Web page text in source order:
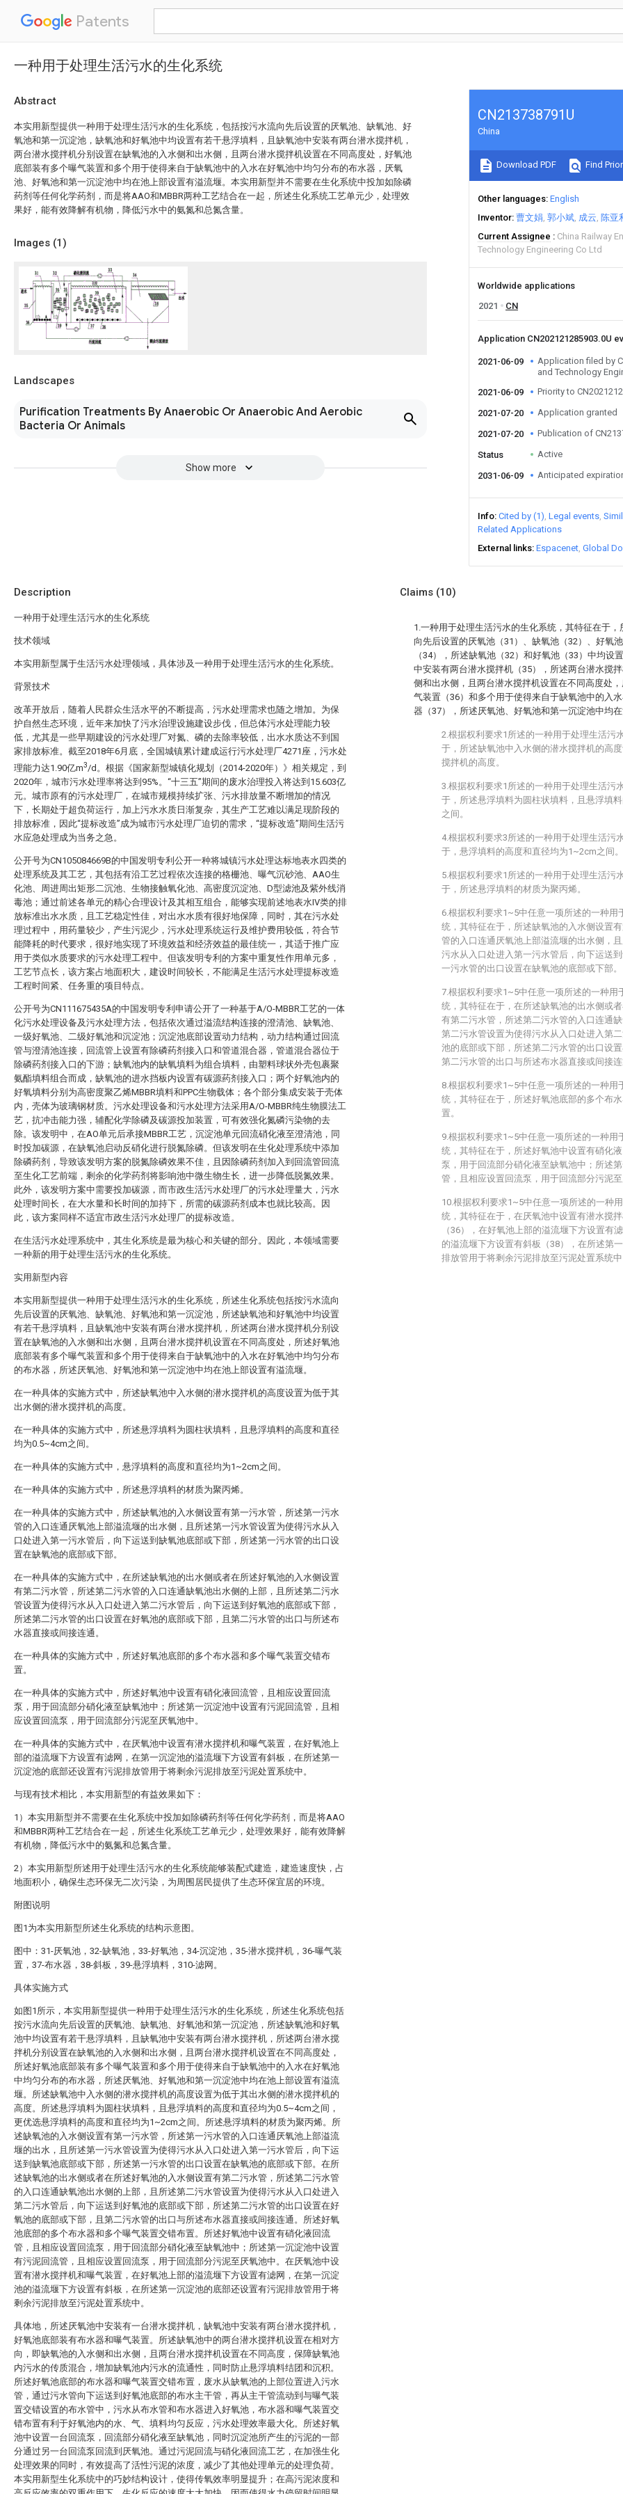
Patents
一种用于处理生活污水的生化系统
Abstract
本实用新型提供一种用于处理生活污水的生化系统，包括按污水流向先后设置的厌氧池、缺氧池、好
氧池和第一沉淀池，缺氧池和好氧池中均设置有若干悬浮填料，且缺氧池中安装有两台潜水搅拌机，
两台潜水搅拌机分别设置在缺氧池的入水侧和出水侧，且两台潜水搅拌机设置在不同高度处，好氧池
底部装有多个曝气装置和多个用于使得来自于缺氧池中的入水在好氧池中均匀分布的布水器，厌氧
池、好氧池和第一沉淀池中均在池上部设置有溢流堰。本实用新型并不需要在生化系统中投加如除磷
药剂等任何化学药剂，而是将AAO和MBBR两种工艺结合在一起，所述生化系统工艺单元少，处理效
果好，能有效降解有机物，降低污水中的氨氮和总氮含量。
Images (1)
Landscapes
Purification Treatments By Anaerobic Or Anaerobic And Aerobic
Bacteria Or Animals
Show more
CN213738791U
China
Download PDF Find
Other languages English
Inventor 曹文娟 郭小斌 成云 陈亚
Current Assignee
China Railway
Technology Engineering Co Ltd
Worldwide applications
2021
CN
Application CN202121285903.0U
2021-06-09
Application filed by
and Technology
2021-06-09
Priority to
2021-07-20 Application granted
2021-07-20 Publication of
Status Active
2031-06-09 Anticipated
Info Cited by (1) Legal events
Related Applications
External links Espacenet Global
Description
一种用于处理生活污水的生化系统
技术领域
本实用新型属于生活污水处理领域，具体涉及一种用于处理生活污水的生化系统。
背景技术
改革开放后，随着人民群众生活水平的不断提高，污水处理需求也随之增加。为保
护自然生态环境，近年来加快了污水治理设施建设步伐，但总体污水处理能力较
低，尤其是一些早期建设的污水处理厂对氮、磷的去除率较低，出水水质达不到国
家排放标准。截至2018年6月底，全国城镇累计建成运行污水处理厂4271座，污水处
理能力达1.90亿m3/d。根据《国家新型城镇化规划（2014-2020年）》相关规定，到
2020年，城市污水处理率将达到95%。“十三五”期间的废水治理投入将达到15.603亿
元。城市原有的污水处理厂，在城市规模持续扩张、污水排放量不断增加的情况
下，长期处于超负荷运行，加上污水水质日渐复杂，其生产工艺难以满足现阶段的
排放标准，因此“提标改造”成为城市污水处理厂迫切的需求，“提标改造”期间生活污
水应急处理成为当务之急。
公开号为CN105084669B的中国发明专利公开一种将城镇污水处理达标地表水四类的
处理系统及其工艺，其包括有沿工艺过程依次连接的格栅池、曝气沉砂池、AAO生
化池、周进周出矩形二沉池、生物接触氧化池、高密度沉淀池、D型滤池及紫外线消
毒池；通过前述各单元的精心合理设计及其相互组合，能够实现前述地表水IV类的排
放标准出水水质，且工艺稳定性佳，对出水水质有很好地保障，同时，其在污水处
理过程中，用药量较少，产生污泥少，污水处理系统运行及维护费用较低，符合节
能降耗的时代要求，很好地实现了环境效益和经济效益的最佳统一，其适于推广应
用于类似水质要求的污水处理工程中。但该发明专利的方案中重复性作用单元多，
工艺节点长，该方案占地面积大，建设时间较长，不能满足生活污水处理提标改造
工程时间紧、任务重的项目特点。
公开号为CN111675435A的中国发明专利申请公开了一种基于A/O-MBBR工艺的一体
化污水处理设备及污水处理方法，包括依次通过溢流结构连接的澄清池、缺氧池、
一级好氧池、二级好氧池和沉淀池；沉淀池底部设置动力结构，动力结构通过回流
管与澄清池连接，回流管上设置有除磷药剂接入口和管道混合器，管道混合器位于
除磷药剂接入口的下游；缺氧池内的缺氧填料为组合填料，由塑料球状外壳包裹聚
氨酯填料组合而成，缺氧池的进水挡板内设置有碳源药剂接入口；两个好氧池内的
好氧填料分别为高密度聚乙烯MBBR填料和PPC生物载体；各个部分集成安装于壳体
内，壳体为玻璃钢材质。污水处理设备和污水处理方法采用A/O-MBBR纯生物膜法工
艺，抗冲击能力强，辅配化学除磷及碳源投加装置，可有效强化氮磷污染物的去
除。该发明中，在AO单元后承接MBBR工艺，沉淀池单元回流硝化液至澄清池，同
时投加碳源，在缺氧池启动反硝化进行脱氮除磷。但该发明在生化处理系统中添加
除磷药剂，导致该发明方案的脱氮除磷效果不佳，且因除磷药剂加入到回流管回流
至生化工艺前端，剩余的化学药剂将影响池中微生物生长，进一步降低脱氮效果。
此外，该发明方案中需要投加碳源，而市政生活污水处理厂的污水处理量大，污水
处理时间长，在大水量和长时间的加持下，所需的碳源药剂成本也就比较高。因
此，该方案同样不适宜市政生活污水处理厂的提标改造。
在生活污水处理系统中，其生化系统是最为核心和关键的部分。因此，本领域需要
一种新的用于处理生活污水的生化系统。
实用新型内容
本实用新型提供一种用于处理生活污水的生化系统，所述生化系统包括按污水流向
先后设置的厌氧池、缺氧池、好氧池和第一沉淀池，所述缺氧池和好氧池中均设置
有若干悬浮填料，且缺氧池中安装有两台潜水搅拌机，所述两台潜水搅拌机分别设
置在缺氧池的入水侧和出水侧，且两台潜水搅拌机设置在不同高度处，所述好氧池
底部装有多个曝气装置和多个用于使得来自于缺氧池中的入水在好氧池中均匀分布
的布水器，所述厌氧池、好氧池和第一沉淀池中均在池上部设置有溢流堰。
在一种具体的实施方式中，所述缺氧池中入水侧的潜水搅拌机的高度设置为低于其
出水侧的潜水搅拌机的高度。
在一种具体的实施方式中，所述悬浮填料为圆柱状填料，且悬浮填料的高度和直径
均为0.5~4cm之间。
在一种具体的实施方式中，悬浮填料的高度和直径均为1~2cm之间。
在一种具体的实施方式中，所述悬浮填料的材质为聚丙烯。
在一种具体的实施方式中，所述缺氧池的入水侧设置有第一污水管，所述第一污水
管的入口连通厌氧池上部溢流堰的出水侧，且所述第一污水管设置为使得污水从入
口处进入第一污水管后，向下运送到缺氧池底部或下部，所述第一污水管的出口设
置在缺氧池的底部或下部。
在一种具体的实施方式中，在所述缺氧池的出水侧或者在所述好氧池的入水侧设置
有第二污水管，所述第二污水管的入口连通缺氧池出水侧的上部，且所述第二污水
管设置为使得污水从入口处进入第二污水管后，向下运送到好氧池的底部或下部，
所述第二污水管的出口设置在好氧池的底部或下部，且第二污水管的出口与所述布
水器直接或间接连通。
在一种具体的实施方式中，所述好氧池底部的多个布水器和多个曝气装置交错布
置。
在一种具体的实施方式中，所述好氧池中设置有硝化液回流管，且相应设置回流
泵，用于回流部分硝化液至缺氧池中；所述第一沉淀池中设置有污泥回流管，且相
应设置回流泵，用于回流部分污泥至厌氧池中。
在一种具体的实施方式中，在厌氧池中设置有潜水搅拌机和曝气装置，在好氧池上
部的溢流堰下方设置有滤网，在第一沉淀池的溢流堰下方设置有斜板，在所述第一
沉淀池的底部还设置有污泥排放管用于将剩余污泥排放至污泥处置系统中。
与现有技术相比，本实用新型的有益效果如下：
1）本实用新型并不需要在生化系统中投加如除磷药剂等任何化学药剂，而是将AAO
和MBBR两种工艺结合在一起，所述生化系统工艺单元少，处理效果好，能有效降解
有机物，降低污水中的氨氮和总氮含量。
2）本实用新型所述用于处理生活污水的生化系统能够装配式建造，建造速度快，占
地面积小，确保生态环保无二次污染，为周围居民提供了生态环保宜居的环境。
附图说明
图1为本实用新型所述生化系统的结构示意图。
图中：31-厌氧池，32-缺氧池，33-好氧池，34-沉淀池，35-潜水搅拌机，36-曝气装
置，37-布水器，38-斜板，39-悬浮填料，310-滤网。
具体实施方式
如图1所示，本实用新型提供一种用于处理生活污水的生化系统，所述生化系统包括
按污水流向先后设置的厌氧池、缺氧池、好氧池和第一沉淀池，所述缺氧池和好氧
池中均设置有若干悬浮填料，且缺氧池中安装有两台潜水搅拌机，所述两台潜水搅
拌机分别设置在缺氧池的入水侧和出水侧，且两台潜水搅拌机设置在不同高度处，
所述好氧池底部装有多个曝气装置和多个用于使得来自于缺氧池中的入水在好氧池
中均匀分布的布水器，所述厌氧池、好氧池和第一沉淀池中均在池上部设置有溢流
堰。所述缺氧池中入水侧的潜水搅拌机的高度设置为低于其出水侧的潜水搅拌机的
高度。所述悬浮填料为圆柱状填料，且悬浮填料的高度和直径均为0.5~4cm之间，
更优选悬浮填料的高度和直径均为1~2cm之间。所述悬浮填料的材质为聚丙烯。所
述缺氧池的入水侧设置有第一污水管，所述第一污水管的入口连通厌氧池上部溢流
堰的出水，且所述第一污水管设置为使得污水从入口处进入第一污水管后，向下运
送到缺氧池底部或下部，所述第一污水管的出口设置在缺氧池的底部或下部。在所
述缺氧池的出水侧或者在所述好氧池的入水侧设置有第二污水管，所述第二污水管
的入口连通缺氧池出水侧的上部，且所述第二污水管设置为使得污水从入口处进入
第二污水管后，向下运送到好氧池的底部或下部，所述第二污水管的出口设置在好
氧池的底部或下部，且第二污水管的出口与所述布水器直接或间接连通。所述好氧
池底部的多个布水器和多个曝气装置交错布置。所述好氧池中设置有硝化液回流
管，且相应设置回流泵，用于回流部分硝化液至缺氧池中；所述第一沉淀池中设置
有污泥回流管，且相应设置回流泵，用于回流部分污泥至厌氧池中。在厌氧池中设
置有潜水搅拌机和曝气装置，在好氧池上部的溢流堰下方设置有滤网，在第一沉淀
池的溢流堰下方设置有斜板，在所述第一沉淀池的底部还设置有污泥排放管用于将
剩余污泥排放至污泥处置系统中。
具体地，所述厌氧池中安装有一台潜水搅拌机，缺氧池中安装有两台潜水搅拌机，
好氧池底部装有布水器和曝气装置。所述缺氧池中的两台潜水搅拌机设置在相对方
向，即缺氧池的入水侧和出水侧，且两台潜水搅拌机设置在不同高度，保障缺氧池
内污水的传质混合，增加缺氧池内污水的流通性，同时防止悬浮填料结团和沉积。
所述好氧池底部的布水器和曝气装置交错布置，废水从缺氧池的上部位置进入污水
管，通过污水管向下运送到好氧池底部的布水主干管，再从主干管流动到与曝气装
置交错设置的布水管中，污水从布水管和布水器进入好氧池，布水器和曝气装置交
错布置有利于好氧池内的水、气、填料均匀反应，污水处理效率最大化。所述好氧
池中设置一台回流泵，回流部分硝化液至缺氧池，同时沉淀池所产生的污泥的一部
分通过另一台回流泵回流到厌氧池。通过污泥回流与硝化液回流工艺，在加强生化
处理效果的同时，有效提高了活性污泥的浓度，减少了其他处理单元的处理负荷。
本实用新型生化系统中的巧妙结构设计，使得传氧效率明显提升；在高污泥浓度和
Claims (10)
1.一种用于处理生活污水的生化系统，其特征在于
向先后设置的厌氧池（31）、缺氧池（32）、好氧
（34），所述缺氧池（32）和好氧池（33）中均设
中安装有两台潜水搅拌机（35），所述两台潜水搅
侧和出水侧，且两台潜水搅拌机设置在不同高度处
气装置（36）和多个用于使得来自于缺氧池中的入
器（37），所述厌氧池、好氧池和第一沉淀池中均
2.根据权利要求1所述的一种用于处理生活污
于，所述缺氧池中入水侧的潜水搅拌机的高
搅拌机的高度。
3.根据权利要求1所述的一种用于处理生活污
于，所述悬浮填料为圆柱状填料，且悬浮填
之间。
4.根据权利要求3所述的一种用于处理生活污
于，悬浮填料的高度和直径均为1~2cm之间。
5.根据权利要求1所述的一种用于处理生活污
于，所述悬浮填料的材质为聚丙烯。
6.根据权利要求1~5中任意一项所述的一种用
统，其特征在于，所述缺氧池的入水侧设置
管的入口连通厌氧池上部溢流堰的出水侧，
污水从入口处进入第一污水管后，向下运送
一污水管的出口设置在缺氧池的底部或下部。
7.根据权利要求1~5中任意一项所述的一种用
统，其特征在于，在所述缺氧池的出水侧或
有第二污水管，所述第二污水管的入口连通
第二污水管设置为使得污水从入口处进入第
池的底部或下部，所述第二污水管的出口设
第二污水管的出口与所述布水器直接或间接
8.根据权利要求1~5中任意一项所述的一种用
统，其特征在于，所述好氧池底部的多个布
置。
9.根据权利要求1~5中任意一项所述的一种用
统，其特征在于，所述好氧池中设置有硝化
泵，用于回流部分硝化液至缺氧池中；所述
管，且相应设置回流泵，用于回流部分污泥
10.根据权利要求1~5中任意一项所述的一种
统，其特征在于，在厌氧池中设置有潜水搅
（36），在好氧池上部的溢流堰下方设置有
的溢流堰下方设置有斜板（38），在所述第
排放管用于将剩余污泥排放至污泥处置系统